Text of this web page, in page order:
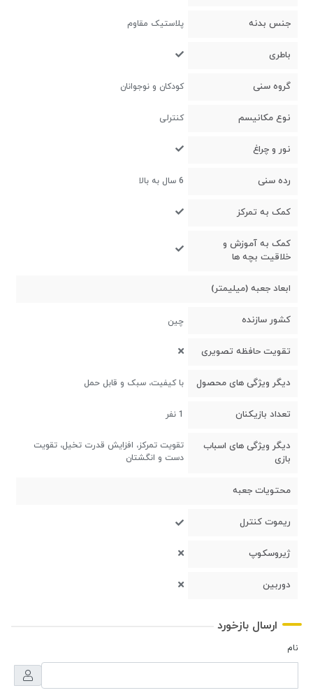
جنس بدنه پلاستیک مقاوم
باطری
گروه سنی کودکان و نوجوانان
نوع مکانیسم کنترلی
نور و چراغ
رده سنی 6 سال به بالا
کمک به تمرکز
کمک به آموزش و
خلاقیت بچه ها
ابعاد جعبه (میلیمتر)
کشور سازنده چین
تقویت حافظه تصویری
دیگر ویژگی های محصول با کیفیت، سبک و قابل حمل
تعداد بازیکنان 1 نفر
دیگر ویژگی های اسباب
بازی
تقویت تمرکز، افزایش قدرت تخیل، تقویت
دست و انگشتان
محتویات جعبه
ریموت کنترل
ژیروسکوپ
دوربین
ارسال بازخورد
نام